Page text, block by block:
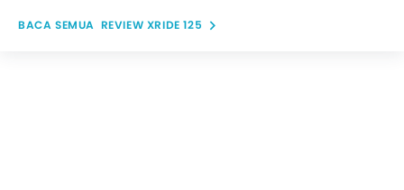
REVIEW XRIDE 125